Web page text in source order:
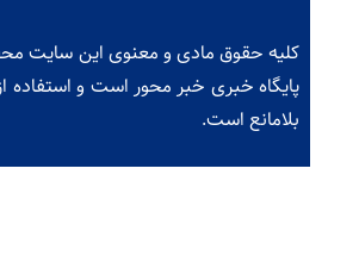
کلیه حقوق مادی و معنوی این سایت محفوظ و
پایگاه خبری خبر محور است و استفاده از آن
بلامانع است.